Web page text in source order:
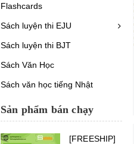
Flashcards
Sách luyện thi EJU
Sách luyện thi BJT
Sách Văn Học
Sách văn học tiếng Nhật
Sản phẩm bán chạy
[FREESHIP]